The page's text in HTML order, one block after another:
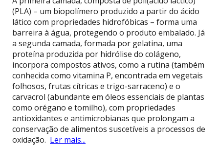
(PLA) – um biopolímero produzido a partir do ácido
lático com propriedades hidrofóbicas – forma uma
barreira à água, protegendo o produto embalado. Já
a segunda camada, formada por gelatina, uma
proteína produzida por hidrólise do colágeno,
incorpora compostos ativos, como a rutina (também
conhecida como vitamina P, encontrada em vegetais
folhosos, frutas cítricas e trigo-sarraceno) e o
carvacrol (abundante em óleos essenciais de plantas
como orégano e tomilho), com propriedades
antioxidantes e antimicrobianas que prolongam a
conservação de alimentos suscetíveis a processos de
oxidação. Ler mais...